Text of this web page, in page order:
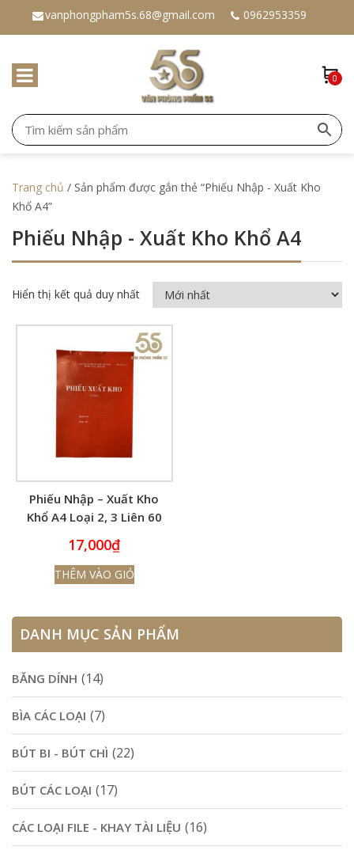
vanphongpham5s.68@gmail.com 0962953359
0
Trang chủ / Sản phẩm được gắn thẻ “Phiếu Nhập - Xuất Kho
Khổ A4”
Phiếu Nhập - Xuất Kho Khổ A4
Hiển thị kết quả duy nhất
Phiếu Nhập – Xuất Kho
Khổ A4 Loại 2, 3 Liên 60
17,000₫
THÊM VÀO GIỎ
DANH MỤC SẢN PHẨM
BĂNG DÍNH (14)
BÌA CÁC LOẠI (7)
BÚT BI - BÚT CHÌ (22)
BÚT CÁC LOẠI (17)
CÁC LOẠI FILE - KHAY TÀI LIỆU (16)